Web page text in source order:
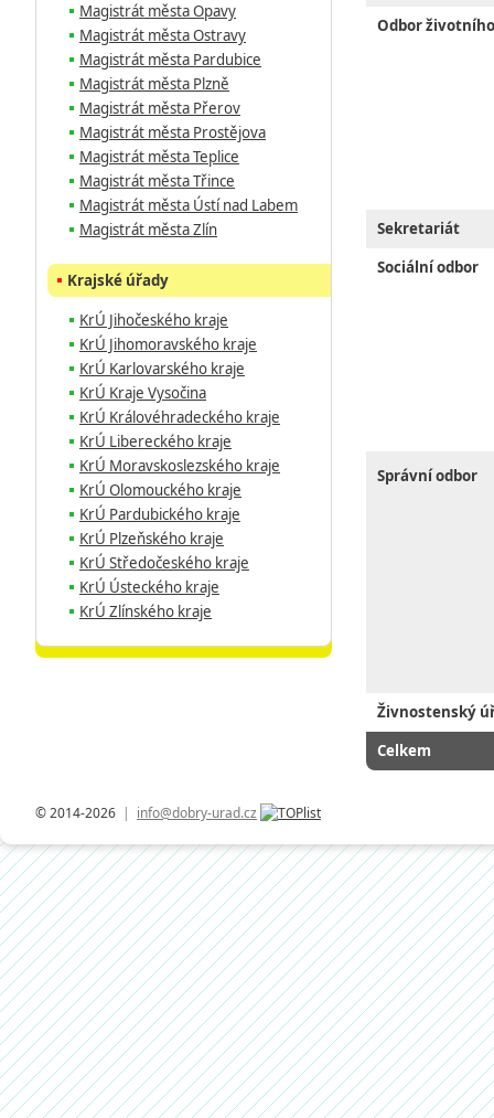
Magistrát města Opavy
Magistrát města Ostravy
Magistrát města Pardubice
Magistrát města Plzně
Magistrát města Přerov
Magistrát města Prostějova
Magistrát města Teplice
Magistrát města Třince
Magistrát města Ústí nad Labem
Magistrát města Zlín
Krajské úřady
KrÚ Jihočeského kraje
KrÚ Jihomoravského kraje
KrÚ Karlovarského kraje
KrÚ Kraje Vysočina
KrÚ Královéhradeckého kraje
KrÚ Libereckého kraje
KrÚ Moravskoslezského kraje
KrÚ Olomouckého kraje
KrÚ Pardubického kraje
KrÚ Plzeňského kraje
KrÚ Středočeského kraje
KrÚ Ústeckého kraje
KrÚ Zlínského kraje
Odbor
Sekretariát
Sociální odbor
Správní odbor
Živnostenský
Celkem
© 2014-2026 | info@dobry-urad.cz